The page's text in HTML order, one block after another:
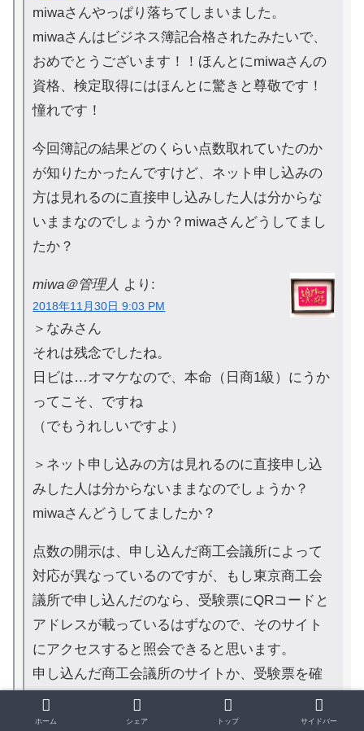
miwaさんやっぱり落ちてしまいました。
miwaさんはビジネス簿記合格されたみたいで、
おめでとうございます！！ほんとにmiwaさんの
資格、検定取得にはほんとに驚きと尊敬です！
憧れです！
今回簿記の結果どのくらい点数取れていたのか
が知りたかったんですけど、ネット申し込みの
方は見れるのに直接申し込みした人は分からな
いままなのでしょうか？miwaさんどうしてまし
たか？
miwa＠管理人 より:
2018年11月30日 9:03 PM
＞なみさん
それは残念でしたね。
日ビは…オマケなので、本命（日商1級）にうか
ってこそ、ですね
（でもうれしいですよ）
＞ネット申し込みの方は見れるのに直接申し込
みした人は分からないままなのでしょうか？
miwaさんどうしてましたか？
点数の開示は、申し込んだ商工会議所によって
対応が異なっているのですが、もし東京商工会
議所で申し込んだのなら、受験票にQRコードと
アドレスが載っているはずなので、そのサイト
にアクセスすると照会できると思います。
申し込んだ商工会議所のサイトか、受験票を確
認なさってはどうでしょうか。
ホーム シェア トップ サイドバー